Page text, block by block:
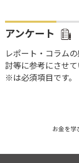
アンケート
レポート・コラム
討等に参考にさせて
※は必須項目です。
お金を学